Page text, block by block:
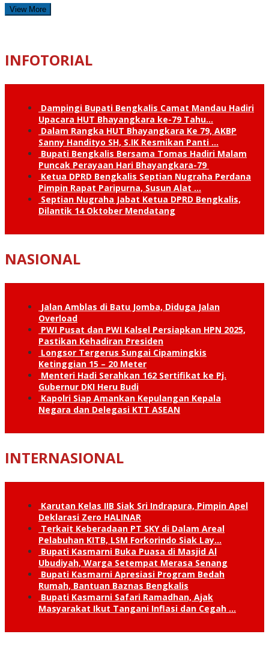
View More
INFOTORIAL
Dampingi Bupati Bengkalis Camat Mandau Hadiri
Upacara HUT Bhayangkara ke-79 Tahu…
Dalam Rangka HUT Bhayangkara Ke 79, AKBP
Sanny Handityo SH, S.IK Resmikan Panti …
Bupati Bengkalis Bersama Tomas Hadiri Malam
Puncak Perayaan Hari Bhayangkara-79
Ketua DPRD Bengkalis Septian Nugraha Perdana
Pimpin Rapat Paripurna, Susun Alat …
Septian Nugraha Jabat Ketua DPRD Bengkalis,
Dilantik 14 Oktober Mendatang
NASIONAL
Jalan Amblas di Batu Jomba, Diduga Jalan
Overload
PWI Pusat dan PWI Kalsel Persiapkan HPN 2025,
Pastikan Kehadiran Presiden
Longsor Tergerus Sungai Cipamingkis
Ketinggian 15 – 20 Meter
Menteri Hadi Serahkan 162 Sertifikat ke Pj.
Gubernur DKI Heru Budi
Kapolri Siap Amankan Kepulangan Kepala
Negara dan Delegasi KTT ASEAN
INTERNASIONAL
Karutan Kelas IIB Siak Sri Indrapura, Pimpin Apel
Deklarasi Zero HALINAR
Terkait Keberadaan PT SKY di Dalam Areal
Pelabuhan KITB, LSM Forkorindo Siak Lay…
Bupati Kasmarni Buka Puasa di Masjid Al
Ubudiyah, Warga Setempat Merasa Senang
Bupati Kasmarni Apresiasi Program Bedah
Rumah, Bantuan Baznas Bengkalis
Bupati Kasmarni Safari Ramadhan, Ajak
Masyarakat Ikut Tangani Inflasi dan Cegah …